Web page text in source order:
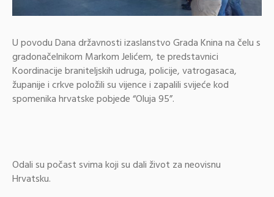
U povodu Dana državnosti izaslanstvo Grada Knina na čelu s
gradonačelnikom Markom Jelićem, te predstavnici
Koordinacije braniteljskih udruga, policije, vatrogasaca,
županije i crkve položili su vijence i zapalili svijeće kod
spomenika hrvatske pobjede “Oluja 95”.
Odali su počast svima koji su dali život za neovisnu
Hrvatsku.